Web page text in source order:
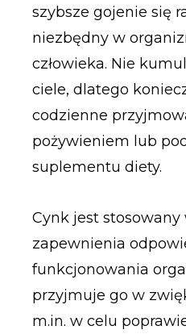
szybsze gojenie się
niezbędny w
człowieka. Nie
ciele, dlatego
codzienne
pożywieniem lub
suplementu diety.
Cynk jest stosowany
zapewnienia
funkcjonowania
przyjmuje go w
m.in. w celu